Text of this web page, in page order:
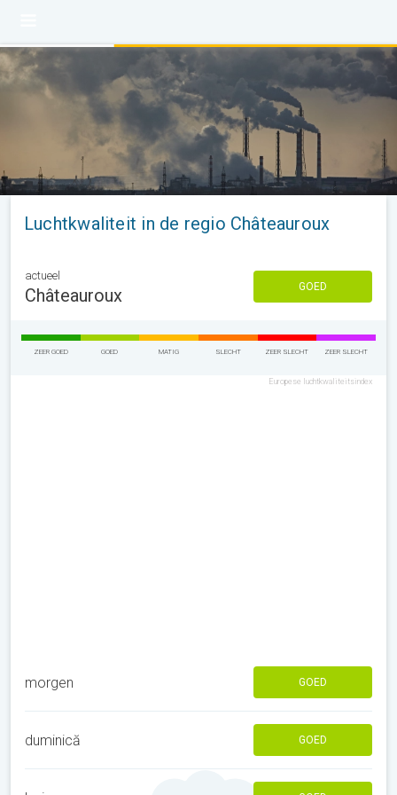
Luchtkwaliteit in de regio Châteauroux
actueel
Châteauroux GOED
ZEER GOED GOED MATIG SLECHT ZEER SLECHT ZEER SLECHT
Europese luchtkwaliteitsindex
morgen GOED
duminică GOED